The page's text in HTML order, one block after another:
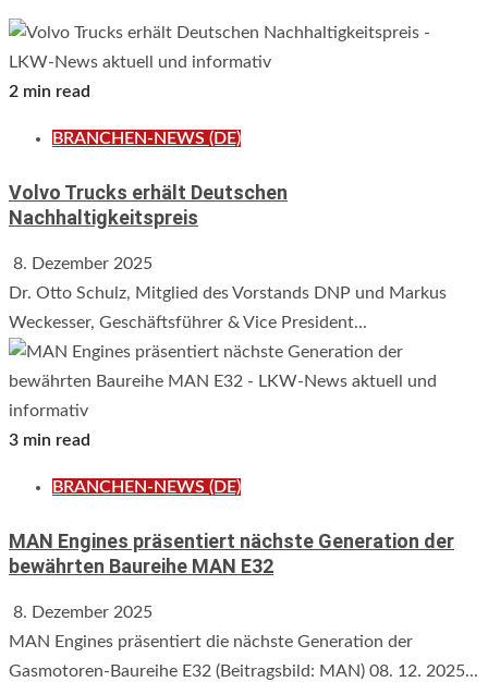
2 min read
BRANCHEN-NEWS (DE)
Volvo Trucks erhält Deutschen
Nachhaltigkeitspreis
8. Dezember 2025
Dr. Otto Schulz, Mitglied des Vorstands DNP und Markus
Weckesser, Geschäftsführer & Vice President...
3 min read
BRANCHEN-NEWS (DE)
MAN Engines präsentiert nächste Generation der
bewährten Baureihe MAN E32
8. Dezember 2025
MAN Engines präsentiert die nächste Generation der
Gasmotoren-Baureihe E32 (Beitragsbild: MAN) 08. 12. 2025...